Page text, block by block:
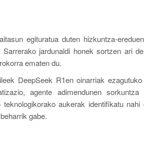
egituratua duten hizkuntza-
jardunaldi honek sortzen ari
ematen du.
DeepSeek R1en oinarriak
agente adimendunen
aukerak identifikatu
gabe.